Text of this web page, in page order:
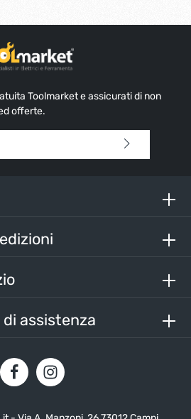
Toolmarket e assicurati di non
offerte.
generali
assistenza